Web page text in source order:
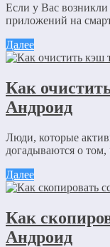
Комментарий
Имя*
Email
Сайт
Сохранить моё
последующих моих
персональных
Если у Вас
приложений на
Далее
Как
Андроид
Люди, которые
догадываются о
Далее
Как
Андроид